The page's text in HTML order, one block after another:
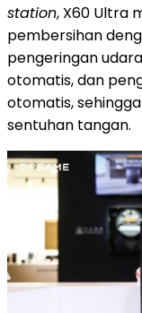
station, X60 Ultra
pembersihan
pengeringan
otomatis, dan
otomatis,
sentuhan tangan.